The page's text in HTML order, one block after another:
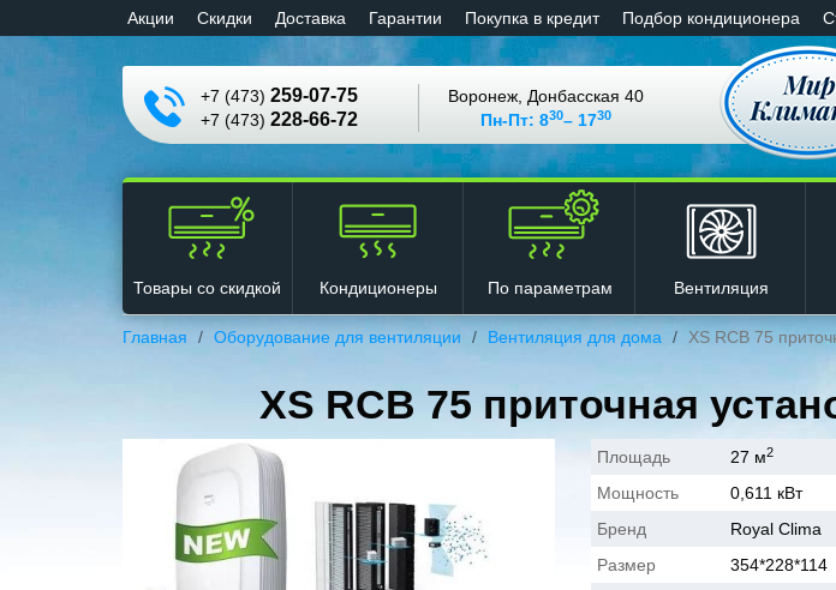
Aкции Cкидки Доставка Гарантии Покупка в кредит Подбор кондиционера
+7 (473) 259-07-75
+7 (473) 228-66-72
Воронеж, Донбасская 40
Пн-Пт: 830– 1730
Товары со скидкой Кондиционеры По параметрам Вентиляция
Главная Оборудование для вентиляции Вентиляция для дома XS RCB 75
XS RCB 75 приточная
Площадь 27 м2
Мощность
0,611 кВт
Бренд
Royal Clima
Размер
354*228*114